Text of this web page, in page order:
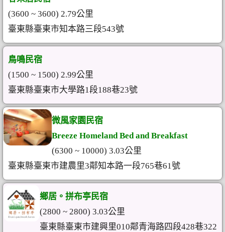
(3600 ~ 3600) 2.79公里
臺東縣臺東市知本路三段543號
鳥鳴民宿
(1500 ~ 1500) 2.99公里
臺東縣臺東市大學路1段188巷23號
微風家園民宿
Breeze Homeland Bed and Breakfast
(6300 ~ 10000) 3.03公里
臺東縣臺東市建農里3鄰知本路一段765巷61號
鄉居。拼布亭民宿
(2800 ~ 2800) 3.03公里
臺東縣臺東市建興里010鄰青海路四段428巷322